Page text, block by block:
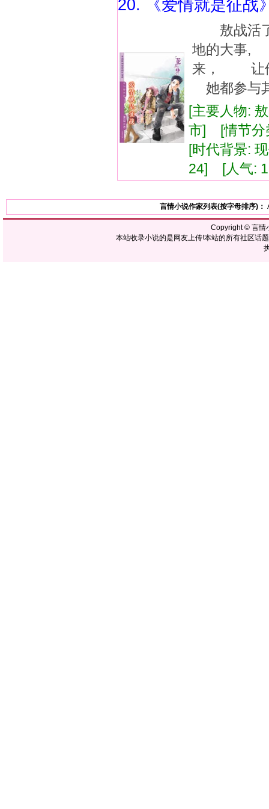
20. 《爱情就是征战
敖战活了
地的大事,
来， 让
她都参与
[主要人物:
市] [情节分
[时代背景:
24] [人气:
言情小说作家列表(按字母排序)：
Copyright © 言情
本站收录小说的是网友上传!本站的所有社区话